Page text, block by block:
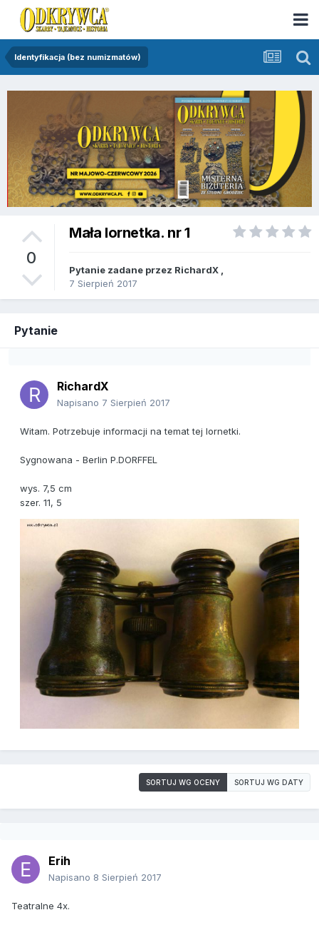
Identyfikacja (bez numizmatów)
0
Mała lornetka. nr 1
Pytanie zadane przez RichardX
7 Sierpień 2017
Pytanie
RichardX
Napisano 7 Sierpień 2017
Witam. Potrzebuje informacji na temat tej lornetki.
Sygnowana - Berlin P.DORFFEL
wys. 7,5 cm
szer. 11, 5
SORTUJ WG OCENY SORTUJ WG DATY
Erih
Napisano 8 Sierpień 2017
Teatralne 4x.